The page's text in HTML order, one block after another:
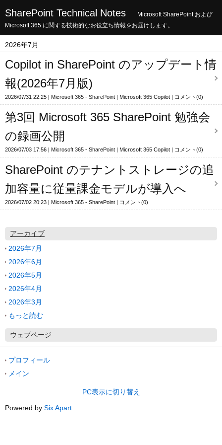
SharePoint Technical Notes
Microsoft SharePoint および
Microsoft 365 に関する技術的なお役立ち情報をお届けします。
2026年7月
Copilot in SharePoint のアップデート情
報(2026年7月版)
2026/07/31 22:25 Microsoft 365 - SharePoint Microsoft 365 Copilot コメント(0)
第3回 Microsoft 365 SharePoint 勉強会
の録画公開
2026/07/03 17:56 Microsoft 365 - SharePoint Microsoft 365 Copilot コメント(0)
SharePoint のテナントストレージの追
加容量に従量課金モデルが導入へ
2026/07/02 20:23 Microsoft 365 - SharePoint コメント(0)
アーカイブ
2026年7月
2026年6月
2026年5月
2026年4月
2026年3月
もっと読む
ウェブページ
プロフィール
メイン
PC表示に切り替え
Powered by Six Apart